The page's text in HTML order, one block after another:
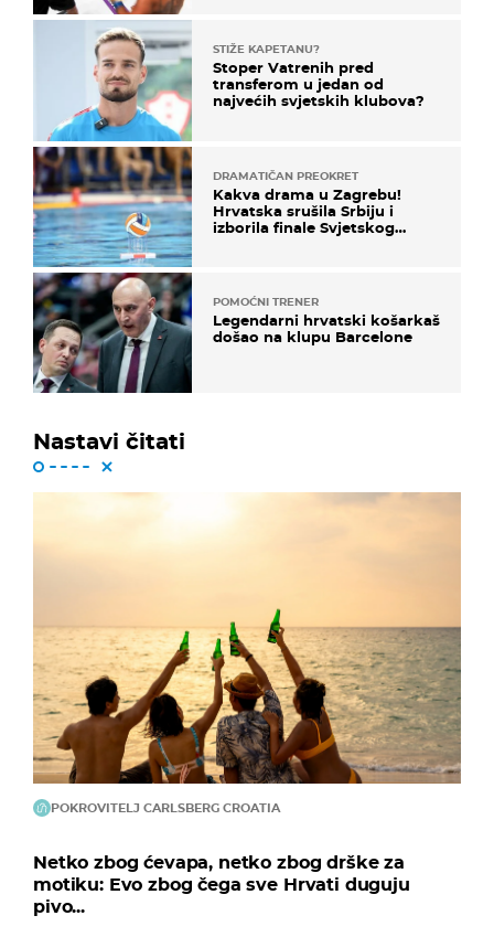
STIŽE KAPETANU?
Stoper Vatrenih pred
transferom u jedan od
najvećih svjetskih klubova?
DRAMATIČAN PREOKRET
Kakva drama u Zagrebu!
Hrvatska srušila Srbiju i
izborila finale Svjetskog
POMOĆNI TRENER
Legendarni hrvatski košarkaš
došao na klupu Barcelone
Nastavi čitati
POKROVITELJ CARLSBERG CROATIA
Netko zbog ćevapa, netko zbog drške za
motiku: Evo zbog čega sve Hrvati duguju
pivo...